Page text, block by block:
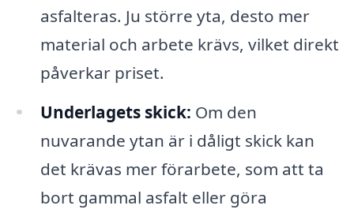
asfalteras. Ju större yta, desto mer
material och arbete krävs, vilket direkt
påverkar priset.
Underlagets skick: Om den
nuvarande ytan är i dåligt skick kan
det krävas mer förarbete, som att ta
bort gammal asfalt eller göra